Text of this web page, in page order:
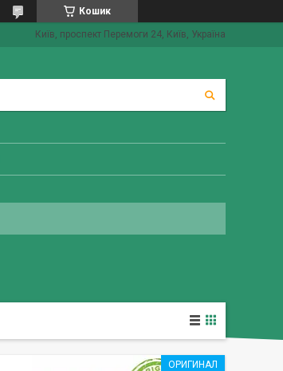
Кошик
Київ, проспект Перемоги 24, Київ, Україна
ОРИГИНАЛ